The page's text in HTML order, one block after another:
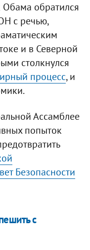
обратился
с речью,
и в Северной
столкнулся
процесс, и
Ассамблее
попыток
Безопасности
с